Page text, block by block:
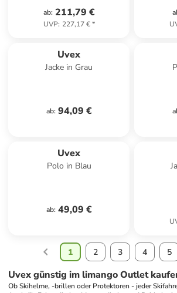
ab: 211,79 €
UVP: 227,17 €*
Uvex
Jacke in Grau
ab: 94,09 €
Uvex
Polo in Blau
ab: 49,09 €
1 2 3 4 5
Uvex günstig im limango Outlet
Ob Skihelme, -brillen oder Protektoren - jeder